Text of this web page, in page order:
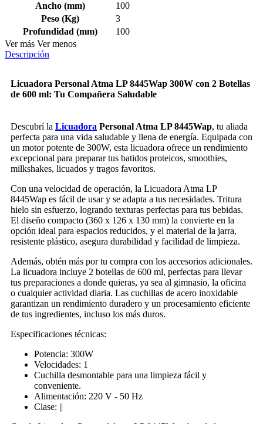
Ancho (mm)
100
Peso (Kg)
3
Profundidad (mm)
100
Ver más Ver menos
Descripción
Licuadora Personal Atma LP 8445Wap 300W con 2 Botellas
de 600 ml: Tu Compañera Saludable
Descubrí la Licuadora Personal Atma LP 8445Wap, tu aliada
perfecta para una vida saludable y llena de energía. Equipada con
un motor potente de 300W, esta licuadora ofrece un rendimiento
excepcional para preparar tus batidos proteicos, smoothies,
milkshakes, licuados y tragos favoritos.
Con una velocidad de operación, la Licuadora Atma LP
8445Wap es fácil de usar y se adapta a tus necesidades. Tritura
hielo sin esfuerzo, logrando texturas perfectas para tus bebidas.
El diseño compacto (360 x 126 x 130 mm) la convierte en la
opción ideal para espacios reducidos, y el material de la jarra,
resistente plástico, asegura durabilidad y facilidad de limpieza.
Además, obtén más por tu compra con los accesorios adicionales.
La licuadora incluye 2 botellas de 600 ml, perfectas para llevar
tus preparaciones a donde quieras, ya sea al gimnasio, la oficina
o cualquier actividad diaria. Las cuchillas de acero inoxidable
garantizan un rendimiento duradero y un procesamiento eficiente
de tus ingredientes, incluso los más duros.
Especificaciones técnicas:
Potencia: 300W
Velocidades: 1
Cuchilla desmontable para una limpieza fácil y
conveniente.
Alimentación: 220 V - 50 Hz
Clase: ||